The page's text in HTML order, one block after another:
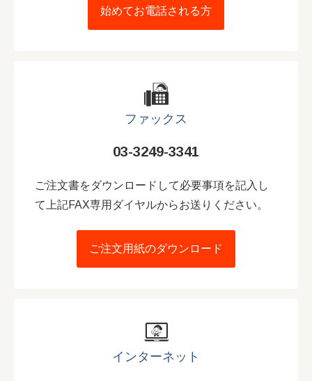
始めてお電話される方
ファックス
03-3249-3341
ご注文書をダウンロードして必要事項を記入し
て上記FAX専用ダイヤルからお送りください。
ご注文用紙のダウンロード
インターネット